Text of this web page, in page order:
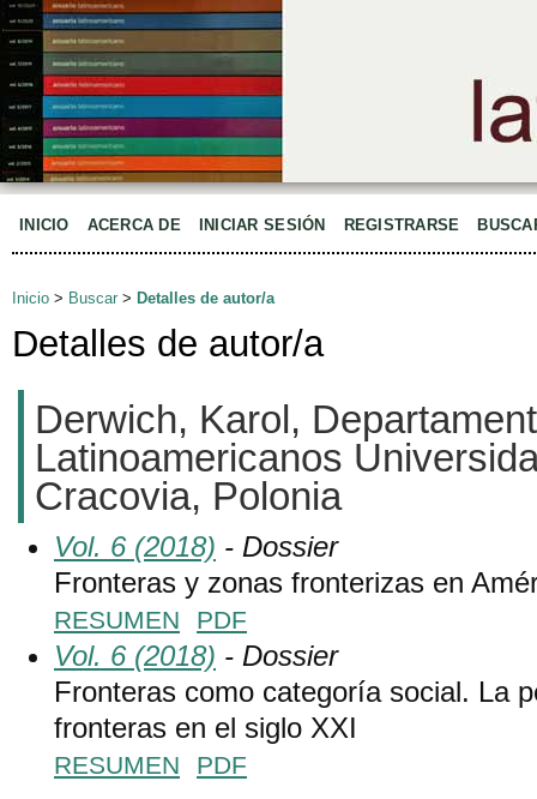
INICIO ACERCA DE INICIAR SESIÓN REGISTRARSE
Inicio > Buscar > Detalles de autor/a
Detalles de autor/a
Derwich, Karol,
Latinoamericanos
Cracovia, Polonia
Vol. 6 (2018) - Dossier
Fronteras y zonas fronterizas en
RESUMEN PDF
Vol. 6 (2018) - Dossier
Fronteras como categoría social. La
fronteras en el siglo XXI
RESUMEN PDF